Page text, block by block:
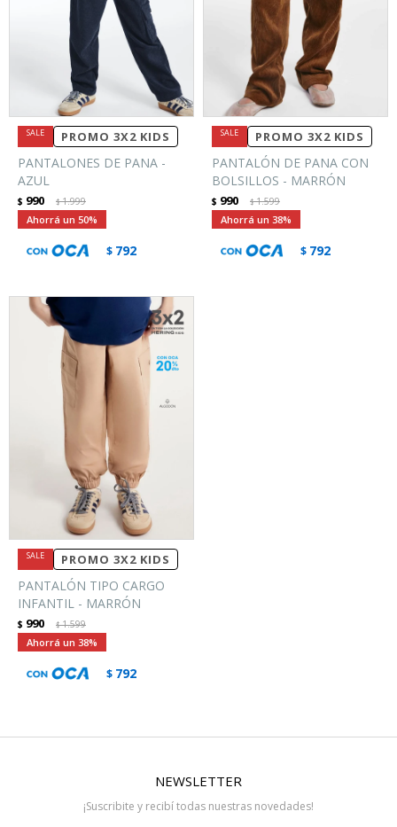
PROMO 3X2 KIDS
PANTALONES DE PANA -
AZUL
$ 990 $1.999
50
$ 792
PROMO 3X2 KIDS
PANTALÓN DE PANA CON
BOLSILLOS - MARRÓN
$ 990 $1.599
38
$ 792
PROMO 3X2 KIDS
PANTALÓN TIPO CARGO
INFANTIL - MARRÓN
$ 990 $1.599
38
$ 792
NEWSLETTER
¡Suscribite y recibí todas nuestras novedades!